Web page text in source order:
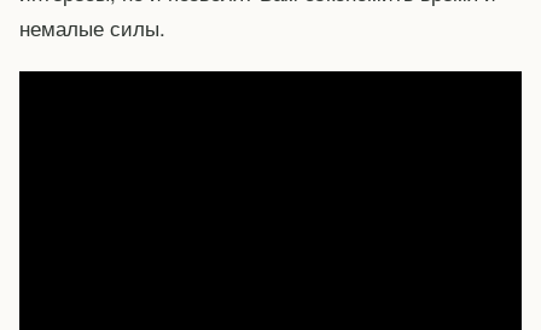
немалые силы.